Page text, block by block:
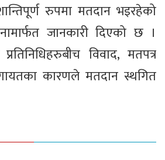
रुपमा मतदान भइरहेको
जानकारी दिएको छ ।
विवाद, मतपत्र
कारणले मतदान स्थगित